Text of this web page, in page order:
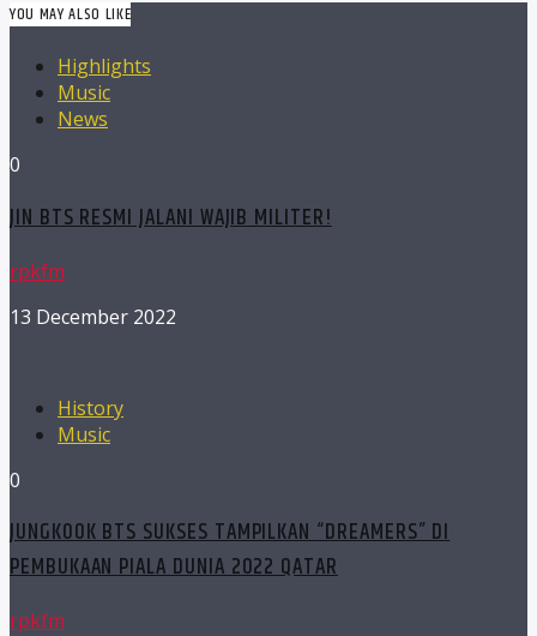
YOU MAY ALSO LIKE
Highlights
Music
News
0
JIN BTS RESMI JALANI WAJIB MILITER!
rpkfm
13 December 2022
History
Music
0
JUNGKOOK BTS SUKSES TAMPILKAN “DREAMERS” DI
PEMBUKAAN PIALA DUNIA 2022 QATAR
rpkfm